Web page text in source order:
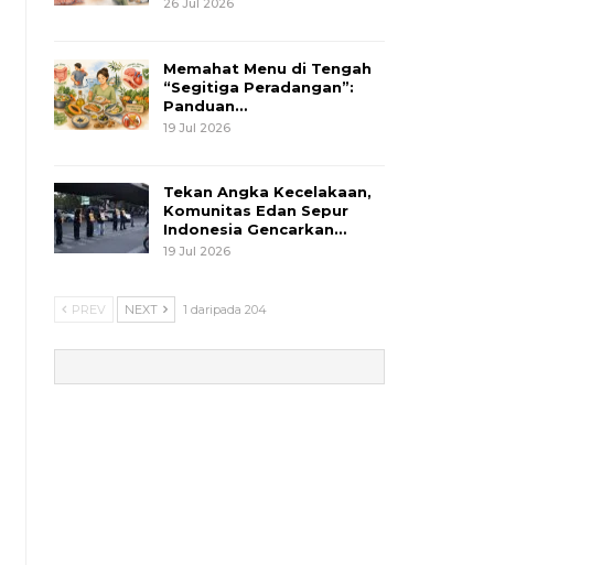
26 Jul 2026
Memahat Menu di Tengah
“Segitiga Peradangan”:
Panduan…
19 Jul 2026
Tekan Angka Kecelakaan,
Komunitas Edan Sepur
Indonesia Gencarkan…
19 Jul 2026
PREV NEXT 1 daripada 204